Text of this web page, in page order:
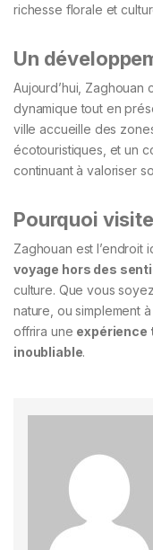
richesse florale et
Un
Aujourd’hui,
dynamique tout en
ville accueille des
écotouristiques, et un
continuant à valoriser
Pourquoi
Zaghouan est l’endroit
voyage hors des
culture. Que vous
nature, ou simplement
offrira une expérience
inoubliable.